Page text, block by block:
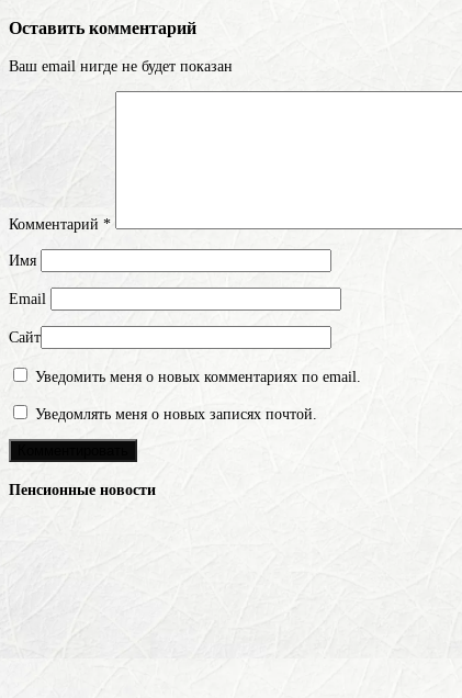
Оставить комментарий
Ваш email нигде не будет показан
Комментарий *
Имя
Email
Сайт
Уведомить меня о новых комментариях по email.
Уведомлять меня о новых записях почтой.
Пенсионные новости